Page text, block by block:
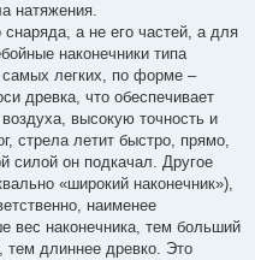
натяжения.
а не его частей, а для
наконечники типа
легких, по форме –
древка, что обеспечивает
высокую точность и
стрела летит быстро, прямо,
силой он подкачал. Другое
«широкий наконечник»),
наименее
вес наконечника, тем больший
тем длиннее древко. Это